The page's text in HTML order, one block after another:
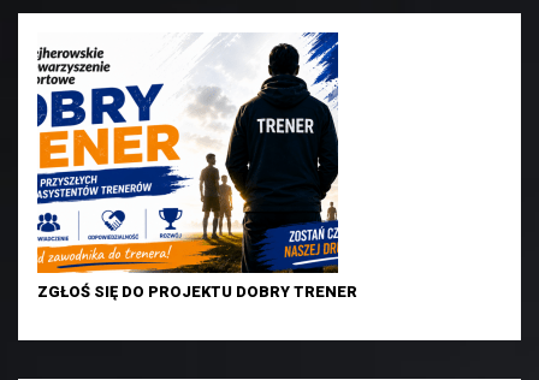
ZGŁOŚ SIĘ DO PROJEKTU DOBRY TRENER